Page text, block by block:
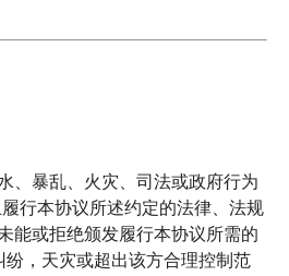
暴乱、火灾、司法或政府行为
行本协议所述约定的法律、法规
能或拒绝颁发履行本协议所需的
，天灾或超出该方合理控制范